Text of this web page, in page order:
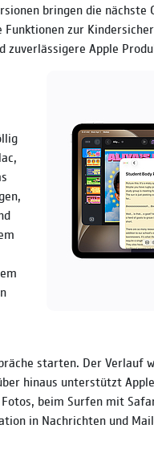
bringen die nächste
zur
zuverlässigere Apple
starten. Der Verlauf
hinaus unterstützt
beim Surfen mit
in Nachrichten und